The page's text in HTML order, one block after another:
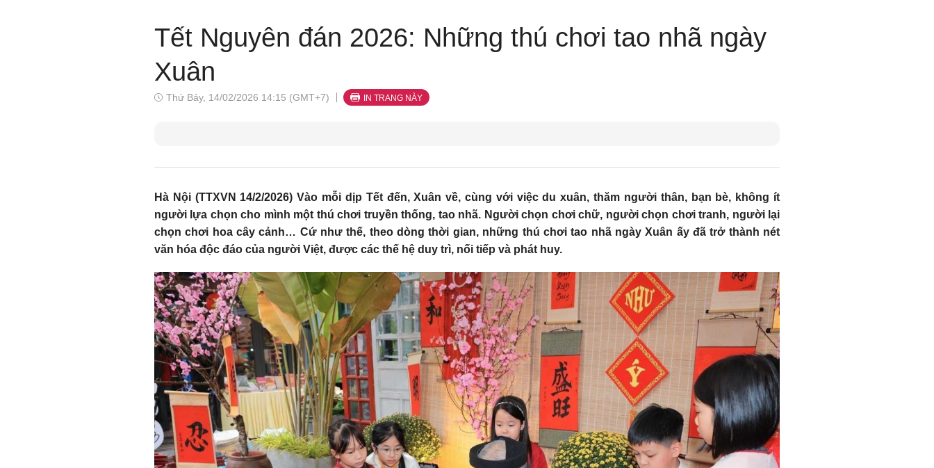
Tết Nguyên đán 2026: Những thú chơi tao nhã ngày
Xuân
Thứ Bảy, 14/02/2026 14:15 (GMT+7) IN TRANG NÀY
Hà Nội (TTXVN 14/2/2026) Vào mỗi dịp Tết đến, Xuân về, cùng với việc du xuân, thăm người thân, bạn bè, không ít
người lựa chọn cho mình một thú chơi truyền thống, tao nhã. Người chọn chơi chữ, người chọn chơi tranh, người lại
chọn chơi hoa cây cảnh… Cứ như thế, theo dòng thời gian, những thú chơi tao nhã ngày Xuân ấy đã trở thành nét
văn hóa độc đáo của người Việt, được các thế hệ duy trì, nối tiếp và phát huy.